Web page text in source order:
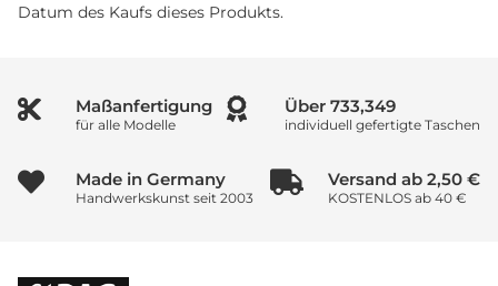
Datum des Kaufs dieses Produkts.
Maßanfertigung
für alle Modelle
Über 800,017
individuell gefertigte Taschen
Made in Germany
Handwerkskunst seit 2003
Versand ab 2,50 €
KOSTENLOS ab 40 €